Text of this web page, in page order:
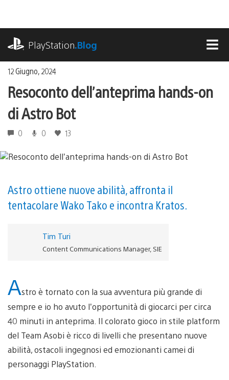
contenuto
PlayStation.Blog
12 Giugno, 2024
Resoconto dell’anteprima hands-on
di Astro Bot
0 0 13
Astro ottiene nuove abilità, affronta il
tentacolare Wako Tako e incontra Kratos.
Tim Turi
Content Communications Manager, SIE
Astro è tornato con la sua avventura più grande di
sempre e io ho avuto l’opportunità di giocarci per circa
40 minuti in anteprima. Il colorato gioco in stile platform
del Team Asobi è ricco di livelli che presentano nuove
abilità, ostacoli ingegnosi ed emozionanti camei di
personaggi PlayStation.